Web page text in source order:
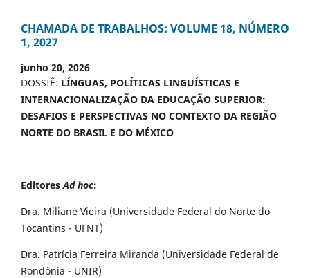
CHAMADA DE TRABALHOS: VOLUME 18, NÚMERO
1, 2027
junho 20, 2026
DOSSIÊ: LÍNGUAS, POLÍTICAS LINGUÍSTICAS E
INTERNACIONALIZAÇÃO DA EDUCAÇÃO SUPERIOR:
DESAFIOS E PERSPECTIVAS NO CONTEXTO DA REGIÃO
NORTE DO BRASIL E DO MÉXICO
Editores Ad hoc:
Dra. Miliane Vieira (Universidade Federal do Norte do
Tocantins - UFNT)
Dra. Patrícia Ferreira Miranda (Universidade Federal de
Rondônia - UNIR)